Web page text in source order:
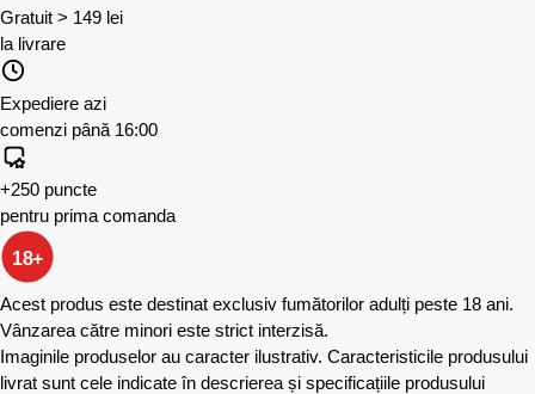
Gratuit > 149 lei
la livrare
Expediere azi
comenzi până 16:00
+250 puncte
pentru prima comanda
18+
Acest produs este destinat exclusiv fumătorilor adulți peste 18 ani.
Vânzarea către minori este strict interzisă.
Imaginile produselor au caracter ilustrativ. Caracteristicile produsului
livrat sunt cele indicate în descrierea și specificațiile produsului